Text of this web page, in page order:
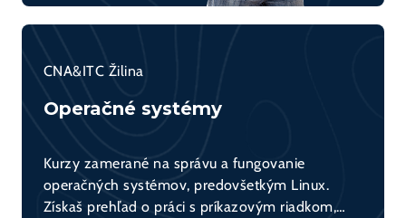
CNA&ITC Žilina
Operačné systémy
Kurzy zamerané na správu a fungovanie
operačných systémov, predovšetkým Linux.
Získaš prehľad o práci s príkazovým riadkom,